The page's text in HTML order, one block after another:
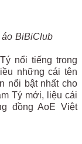
BiBiClub
nổi tiếng trong
những cái tên
nổi bật nhất cho
Tý mới, liệu cái
đồng AoE Việt